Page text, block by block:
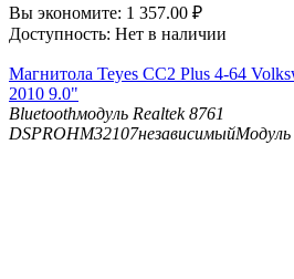
Вы экономите: 1 357.00 ₽
Доступность: Нет в наличии
Магнитола Teyes CC2 Plus 4-64
2010 9.0"
Bluetoothмодуль Realtek 8761
DSPROHM32107независимыйМодуль